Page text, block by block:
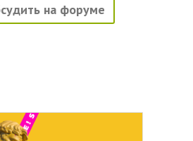
на форуме